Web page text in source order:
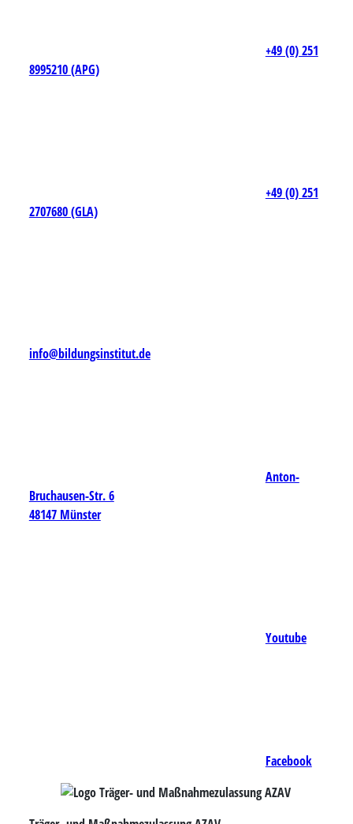
+49 (0) 251
8995210 (APG)
+49 (0) 251
2707680 (GLA)
info@bildungsinstitut.de
Anton-
Bruchausen-Str. 6
48147 Münster
Youtube
Facebook